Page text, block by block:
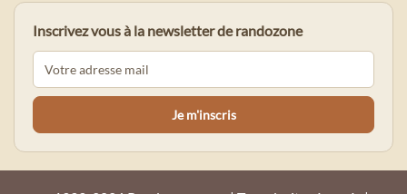
Inscrivez vous à la newsletter de randozone